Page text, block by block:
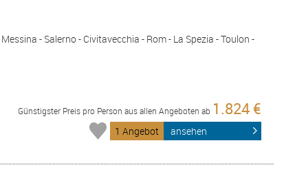
- Salerno - Civitavecchia - Rom - La Spezia - Toulon -
Günstigster Preis pro Person aus allen Angeboten ab 1.824 €
1 Angebot ansehen